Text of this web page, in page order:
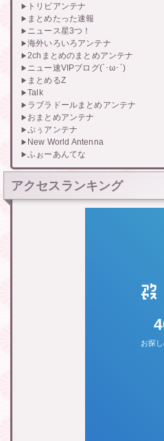
トリビアンテナ
まとめたった速報
ニュース星3つ！
海外いろいろアンテナ
2chまとめのまとめアンテナ
ニュー速VIPブログ(`･ω･´)
まとめるZ
Talk
ラブラドールまとめアンテナ
おまとめアンテナ
ぷぅアンテナ
New World Antenna
ふぉーあんてな
アクセスランキング